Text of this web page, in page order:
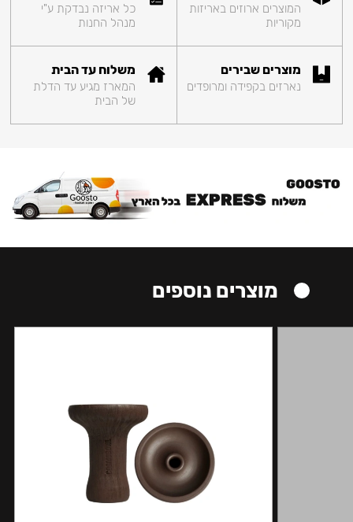
המוצרים ארוזים באריזות
מקוריות
כל אריזה נבדקת ע"י
מנהל החנות
מוצרים שבירים
נארזים בקפידה ומרופדים
משלוח עד הבית
המארז מגיע עד הדלת
של הבית
מוצרים נוספים